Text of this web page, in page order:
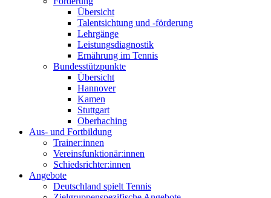
Übersicht
Talentsichtung und -förderung
Lehrgänge
Leistungsdiagnostik
Ernährung im Tennis
Bundesstützpunkte
Übersicht
Hannover
Kamen
Stuttgart
Oberhaching
Aus- und Fortbildung
Trainer:innen
Vereinsfunktionär:innen
Schiedsrichter:innen
Angebote
Deutschland spielt Tennis